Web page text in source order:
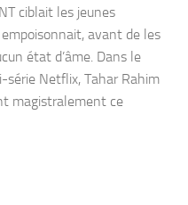
ciblait les jeunes
avant de les
état d’âme. Dans le
Netflix, Tahar Rahim
magistralement ce